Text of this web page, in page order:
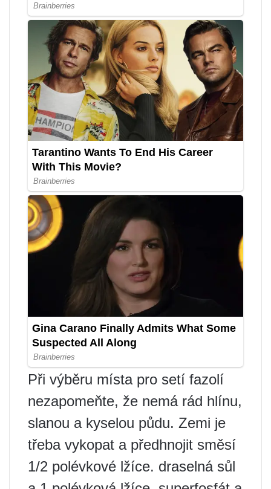
Při výběru místa pro setí fazolí
nezapomeňte, že nemá rád hlínu,
slanou a kyselou půdu. Zemi je
třeba vykopat a předhnojit směsí
1/2 polévkové lžíce. draselná sůl